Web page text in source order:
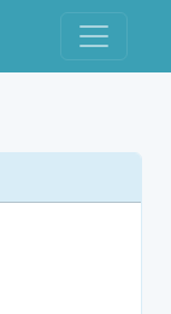
Toggle